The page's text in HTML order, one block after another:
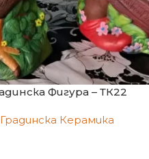
Фигура – ТК22
Градинска Керамика